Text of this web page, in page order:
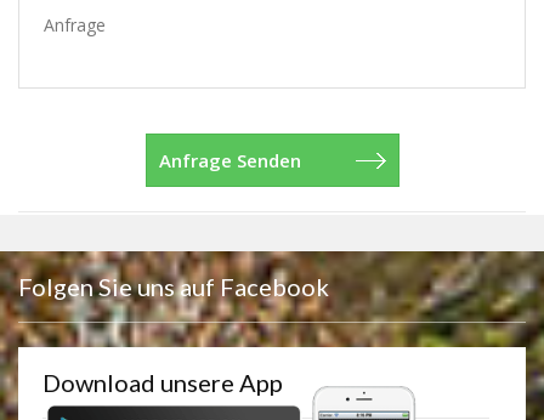
Folgen Sie uns auf Facebook
Download unsere App